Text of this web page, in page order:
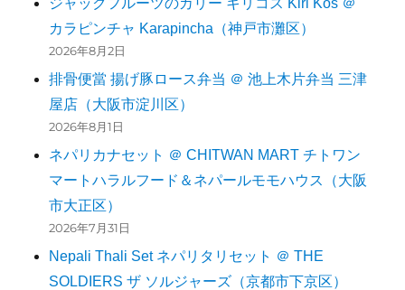
ジャックフルーツのカリー キリコス Kiri Kos ＠
カラピンチャ Karapincha（神戸市灘区）
2026年8月2日
排骨便當 揚げ豚ロース弁当 ＠ 池上木片弁当 三津
屋店（大阪市淀川区）
2026年8月1日
ネパリカナセット ＠ CHITWAN MART チトワン
マートハラルフード＆ネパールモモハウス（大阪
市大正区）
2026年7月31日
Nepali Thali Set ネパリタリセット ＠ THE
SOLDIERS ザ ソルジャーズ（京都市下京区）